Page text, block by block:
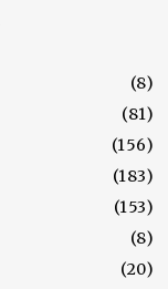
(8)
(81)
(156)
(183)
(153)
(8)
(20)